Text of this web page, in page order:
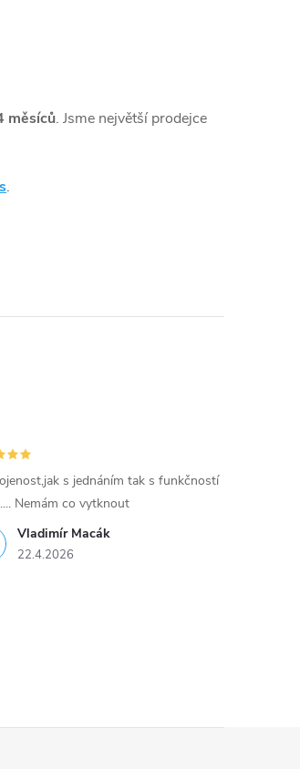
měsíců. Jsme největší prodejce
.
Vladimír Macák
22.4.2026
s jednáním tak s funkčností
Nemám co vytknout